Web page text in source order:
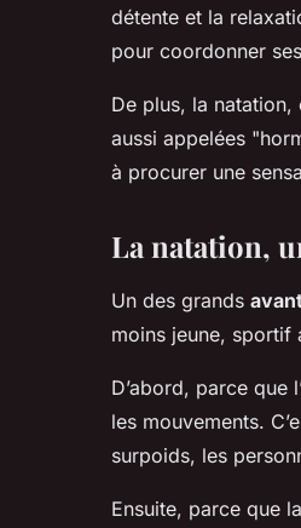
détente et la
pour coordonner
De plus, la
aussi appelées
à procurer une
La natation,
Un des grands
moins jeune, sportif
D’abord, parce que
les mouvements.
surpoids, les
Ensuite, parce que